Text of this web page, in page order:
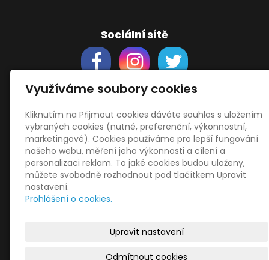
Sociální sítě
Support
Obchodní podmínky
Zásady zpracování osobních údajů
Obrázky použityvecteezy.com
adepositphotos.com
OneDrive
HopToDesk
Využíváme soubory cookies
Kliknutím na Přijmout cookies dáváte souhlas s uložením
vybraných cookies (nutné, preferenční, výkonnostní,
marketingové). Cookies používáme pro lepší fungování
našeho webu, měření jeho výkonnosti a cílení a
personalizaci reklam. To jaké cookies budou uloženy,
můžete svobodně rozhodnout pod tlačítkem Upravit
nastavení.
Prohlášení o cookies.
Upravit nastavení
Odmítnout cookies